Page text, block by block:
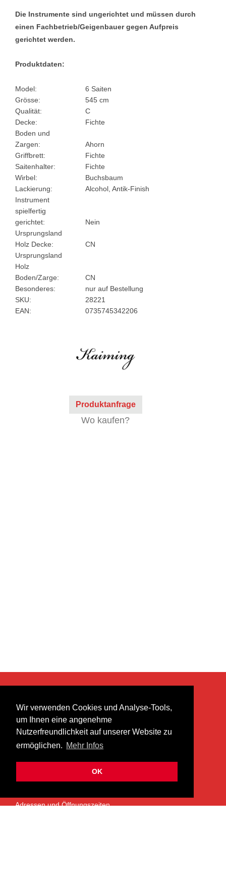
Wir verwenden Cookies und Analyse-Tools,
um Ihnen eine angenehme
Nutzerfreundlichkeit auf unserer Website zu
ermöglichen. Mehr Infos
OK
Die Instrumente sind ungerichtet und müssen durch
einen Fachbetrieb/Geigenbauer gegen Aufpreis
gerichtet werden.
Produktdaten:
Model:
6 Saiten
Grösse:
545 cm
Qualität:
C
Decke:
Fichte
Boden und
Zargen:
Ahorn
Griffbrett:
Fichte
Saitenhalter:
Fichte
Wirbel:
Buchsbaum
Lackierung:
Alcohol, Antik-Finish
Instrument
spielfertig
gerichtet:
Nein
Ursprungsland
Holz Decke:
CN
Ursprungsland
Holz
Boden/Zarge:
CN
Besonderes:
nur auf Bestellung
SKU:
28221
EAN:
0735745342206
Produktanfrage
Wo kaufen?
heer musik ag
Lättenstrasse 35
8952 Schlieren
info@heermusic.com
ÜBER UNS
Adressen und Öffnungszeiten